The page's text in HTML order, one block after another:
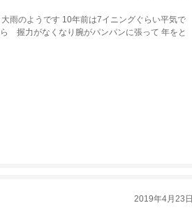
雨のようです 10年前は7イニングぐらい平気で
握力がなくなり腕がパンパンに張って 年をと
2019年4月23日